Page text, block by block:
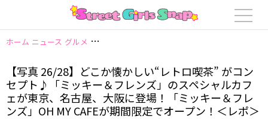
ホーム ニュース グルメ 【写真 26/28】どこか懐かしい“レトロ喫茶” が
【写真 26/28】どこか懐かしい“レトロ喫茶” がコン
セプト♪「ミッキー＆フレンズ」のスペシャルカフ
ェが東京、名古屋、大阪に登場！「ミッキー＆フレ
ンズ」OH MY CAFEが期間限定でオープン！＜レポ＞